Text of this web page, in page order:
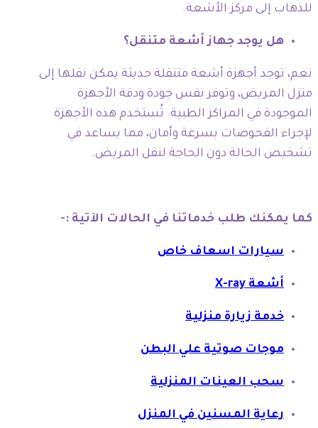
للذهاب إلى مركز الأشعة.
هل يوجد جهاز أشعة متنقل؟
نعم، توجد أجهزة أشعة متنقلة حديثة يمكن نقلها إلى
منزل المريض، وتوفر نفس جودة ودقة الأجهزة
الموجودة في المراكز الطبية. تُستخدم هذه الأجهزة
لإجراء الفحوصات بسرعة وأمان، مما يساعد في
تشخيص الحالة دون الحاجة لنقل المريض.
كما يمكنك طلب خدماتنا في الحالات الآتية :-
سيارات اسعاف خاص
أشعة X-ray
خدمة زيارة منزلية
موجات صوتية علي البطن
سحب العينات المنزلية
رعاية المسنين في المنزل